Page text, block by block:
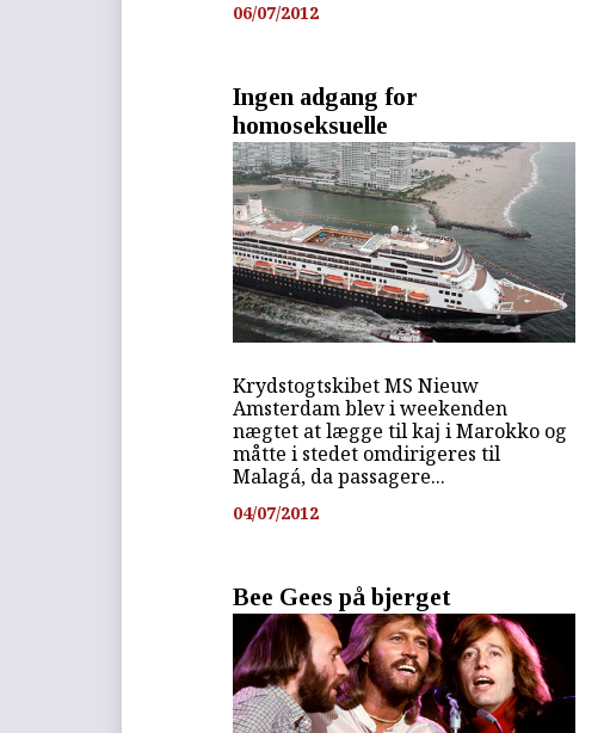
06/07/2012
Ingen adgang for
homoseksuelle
Krydstogtskibet MS Nieuw
Amsterdam blev i weekenden
nægtet at lægge til kaj i Marokko og
måtte i stedet omdirigeres til
Malagá, da passagere...
04/07/2012
Bee Gees på bjerget